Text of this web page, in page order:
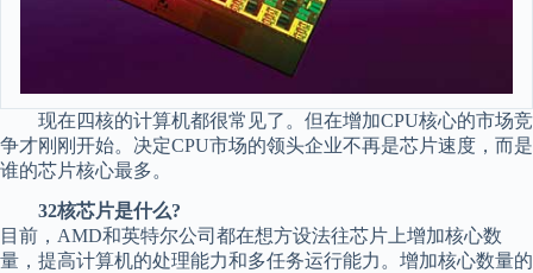
现在四核的计算机都很常见了。但在增加CPU核心的市场竞
争才刚刚开始。决定CPU市场的领头企业不再是芯片速度，而是
谁的芯片核心最多。
32核芯片是什么?
目前，AMD和英特尔公司都在想方设法往芯片上增加核心数
量，提高计算机的处理能力和多任务运行能力。增加核心数量的